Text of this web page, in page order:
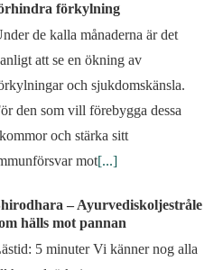
förkylning
de kalla månaderna är det
att se en ökning av
och sjukdomskänsla.
den som vill förebygga dessa
och stärka sitt
mot[...]
– Ayurvediskoljestråle
hälls mot pannan
5 minuter Vi känner nog alla